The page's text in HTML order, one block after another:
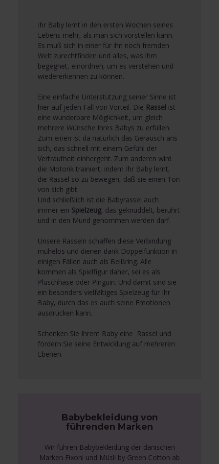
Ihr Baby lernt in den ersten Wochen seines
Lebens mehr, als man sich vorstellen kann.
Es muß sich in einer für ihn noch fremden
Welt zurechtfinden und alles, was ihm
begegnet, einordnen, um es verstehen und
wiedererkennen zu können.
Eine einfache Unterstützung seiner Sinne ist
hier auf jeden Fall von Vorteil. Die Rassel ist
eine wunderbare Möglichkeit, um gleich
mehrere Wünsche Ihres Babys zu erfüllen.
Zum einen ist da natürlich das Geräusch ans
sich, das schnell mit einem Gefühl der
Vertrautheit einhergeht. Zum anderen wird
die Motorik trainiert, indem Ihr Baby lernt,
die Rassel so zu bewegen, daß sie einen Ton
von sich gibt.
Und schließlich ist die Babyrassel auch
immer ein Spielzeug, das geknuddelt, berührt
und in den Mund genommen werden darf.
Unsere Rasseln schaffen diese Verbindung
mühelos und dienen dank Doppelfunktion in
einigen Fällen auch als Beißring. Alle
kommen als Spielfigur daher, sei es als
Plüschhase oder Pinguin. Und damit sind sie
ein besonders vielfältiges Spielzeug für Ihr
Baby, durch das es auch seine Emotionen
ausdrücken kann.
Schenken Sie Ihrem Baby eine Rassel und
fördern Sie seine Entwicklung auf mehreren
Ebenen.
Babybekleidung von
führenden Marken
Wir führen Babybekleidung der dänischen
Marken Fixoni und Müsli by Green Cotton ab